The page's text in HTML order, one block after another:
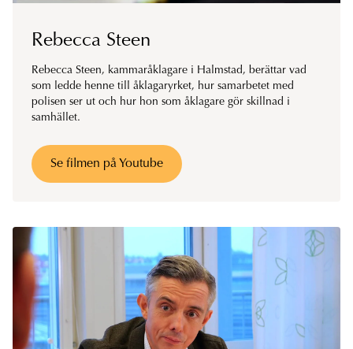
Rebecca Steen
Rebecca Steen, kammaråklagare i Halmstad, berättar vad
som ledde henne till åklagaryrket, hur samarbetet med
polisen ser ut och hur hon som åklagare gör skillnad i
samhället.
Se filmen på Youtube